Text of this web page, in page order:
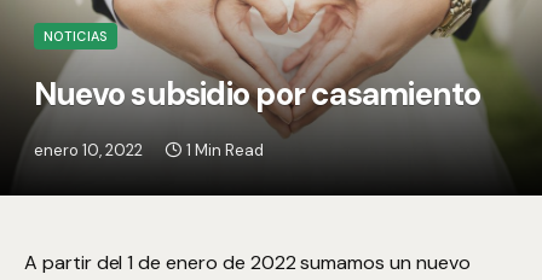
NOTICIAS
Nuevo subsidio por casamiento
enero 10, 2022 1 Min Read
A partir del 1 de enero de 2022 sumamos un nuevo